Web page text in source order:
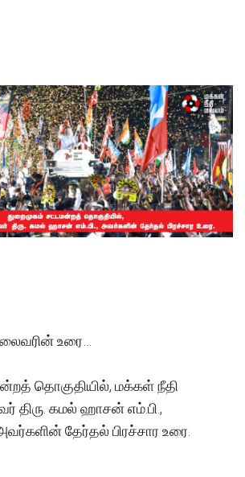
உரை…
தொகுதியில், மக்கள் நீதி
திரு. கமல் ஹாசன் எம்.பி.,
தேர்தல் பிரச்சார உரை.